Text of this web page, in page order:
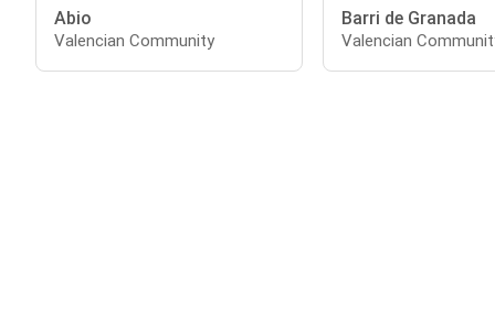
Abio
Valencian Community
Barri de Granada
Valencian